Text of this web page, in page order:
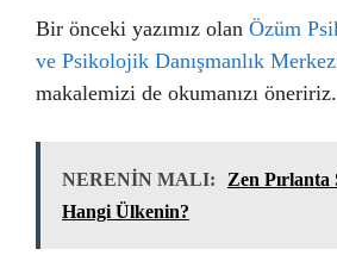
Bir önceki yazımız olan Özüm
ve Psikolojik Danışmanlık
makalemizi de okumanızı öneririz.
NERENİN MALI:
Zen
Hangi Ülkenin?